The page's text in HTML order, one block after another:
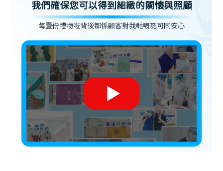
我們確保您可以得到細緻的關懷與照顧
每壹份禮物嘅背後都係顧客對我哋嘅認可同安心